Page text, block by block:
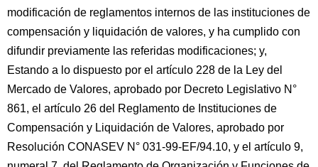
modificación de reglamentos internos de las instituciones de
compensación y liquidación de valores, y ha cumplido con
difundir previamente las referidas modificaciones; y,
Estando a lo dispuesto por el artículo 228 de la Ley del
Mercado de Valores, aprobado por Decreto Legislativo N°
861, el artículo 26 del Reglamento de Instituciones de
Compensación y Liquidación de Valores, aprobado por
Resolución CONASEV N° 031-99-EF/94.10, y el artículo 9,